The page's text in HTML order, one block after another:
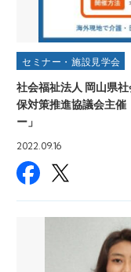
セミナー・施設見学会
社会福祉法人 岡山県
保対策推進協議会主
ー」
2022.09.16